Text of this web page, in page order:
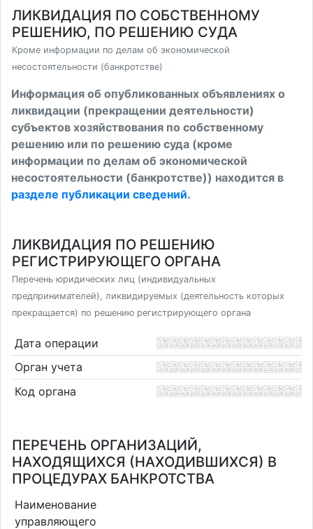
ЛИКВИДАЦИЯ ПО СОБСТВЕННОМУ
РЕШЕНИЮ, ПО РЕШЕНИЮ СУДА
Кроме информации по делам об экономической
несостоятельности (банкротстве)
Информация об опубликованных объявлениях о
ликвидации (прекращении деятельности)
субъектов хозяйствования по собственному
решению или по решению суда (кроме
информации по делам об экономической
несостоятельности (банкротстве)) находится в
разделе публикации сведений.
ЛИКВИДАЦИЯ ПО РЕШЕНИЮ
РЕГИСТРИРУЮЩЕГО ОРГАНА
Перечень юридических лиц (индивидуальных
предпринимателей), ликвидируемых (деятельность которых
прекращается) по решению регистрирующего органа
Дата операции
Орган учета
Код органа
ПЕРЕЧЕНЬ ОРГАНИЗАЦИЙ,
НАХОДЯЩИХСЯ (НАХОДИВШИХСЯ) В
ПРОЦЕДУРАХ БАНКРОТСТВА
Наименование
управляющего